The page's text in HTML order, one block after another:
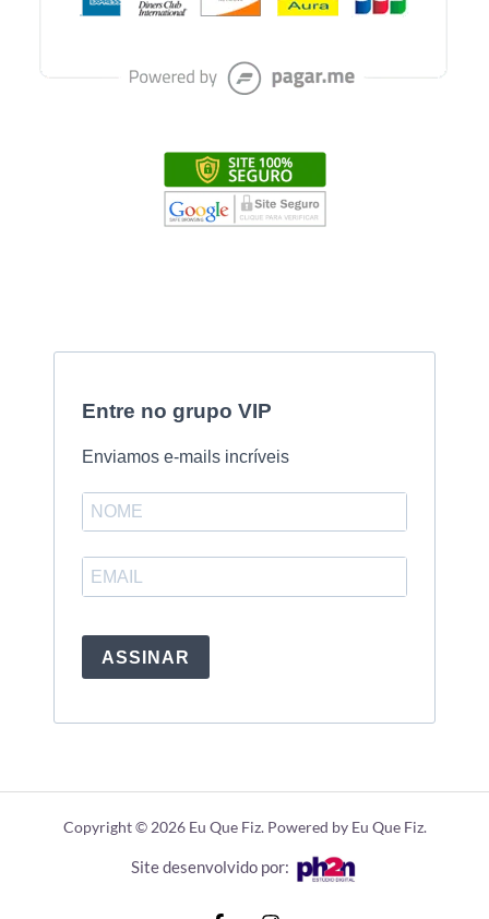
Entre no grupo VIP
Enviamos e-mails incríveis
ASSINAR
Copyright © 2026 Eu Que Fiz. Powered by Eu Que Fiz.
Site desenvolvido por: